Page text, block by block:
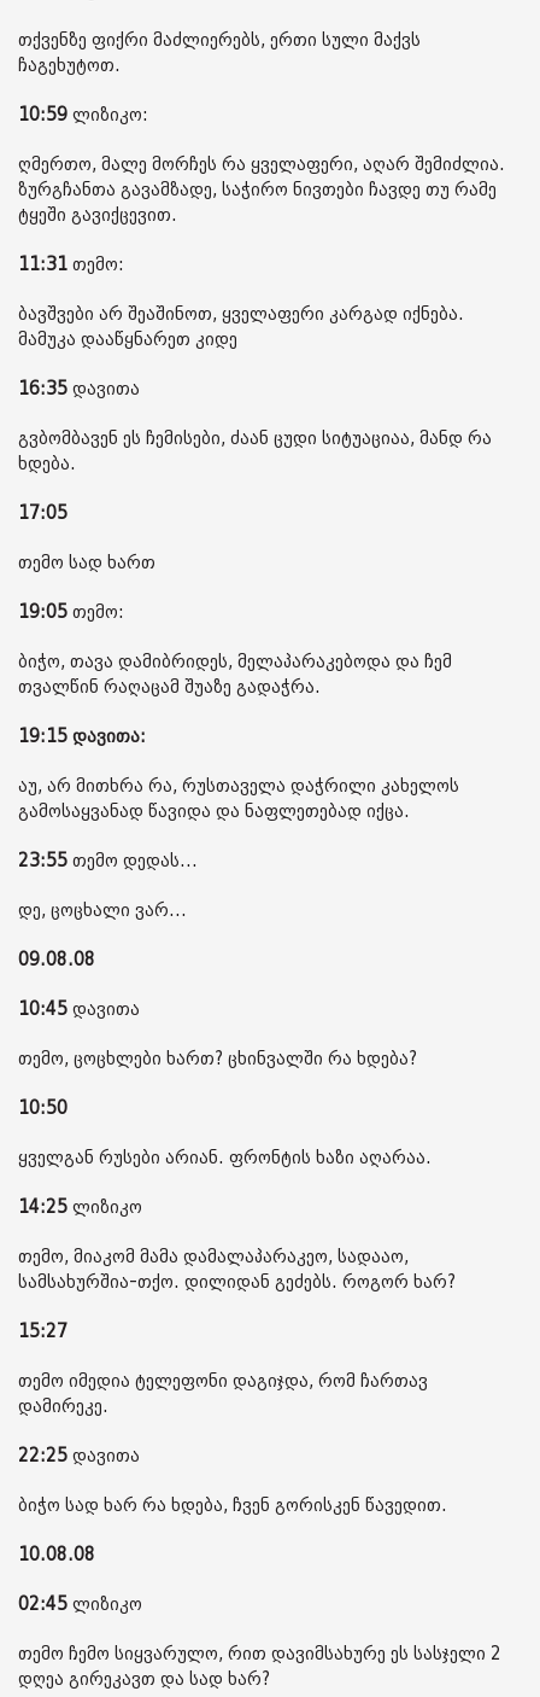
თქვენზე ფიქრი მაძლიერებს, ერთი სული მაქვს
ჩაგეხუტოთ.
10:59 ლიზიკო:
ღმერთო, მალე მორჩეს რა ყველაფერი, აღარ შემიძლია.
ზურგჩანთა გავამზადე, საჭირო ნივთები ჩავდე თუ რამე
ტყეში გავიქცევით.
11:31 თემო:
ბავშვები არ შეაშინოთ, ყველაფერი კარგად იქნება.
მამუკა დააწყნარეთ კიდე
16:35 დავითა
გვბომბავენ ეს ჩემისები, ძაან ცუდი სიტუაციაა, მანდ რა
ხდება.
17:05
თემო სად ხართ
19:05 თემო:
ბიჭო, თავა დამიბრიდეს, მელაპარაკებოდა და ჩემ
თვალწინ რაღაცამ შუაზე გადაჭრა.
19:15 დავითა:
აუ, არ მითხრა რა, რუსთაველა დაჭრილი კახელოს
გამოსაყვანად წავიდა და ნაფლეთებად იქცა.
23:55 თემო დედას...
დე, ცოცხალი ვარ...
09.08.08
10:45 დავითა
თემო, ცოცხლები ხართ? ცხინვალში რა ხდება?
10:50
ყველგან რუსები არიან. ფრონტის ხაზი აღარაა.
14:25 ლიზიკო
თემო, მიაკომ მამა დამალაპარაკეო, სადააო,
სამსახურშია-თქო. დილიდან გეძებს. როგორ ხარ?
15:27
თემო იმედია ტელეფონი დაგიჯდა, რომ ჩართავ
დამირეკე.
22:25 დავითა
ბიჭო სად ხარ რა ხდება, ჩვენ გორისკენ წავედით.
10.08.08
02:45 ლიზიკო
თემო ჩემო სიყვარულო, რით დავიმსახურე ეს სასჯელი 2
დღეა გირეკავთ და სად ხარ?